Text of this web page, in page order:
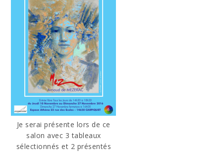
Je serai présente lors de ce
salon avec 3 tableaux
sélectionnés et 2 présentés